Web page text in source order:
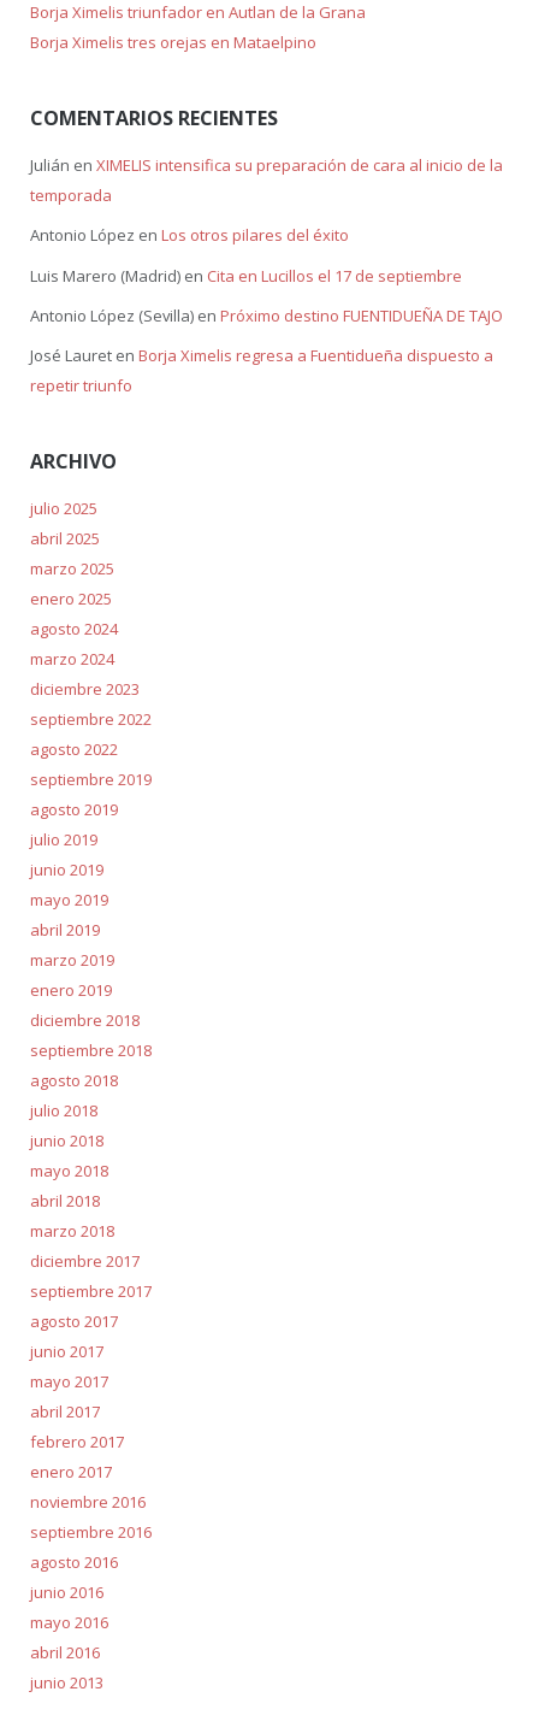
Borja Ximelis triunfador en Autlan de la Grana
Borja Ximelis tres orejas en Mataelpino
COMENTARIOS RECIENTES
Julián en XIMELIS intensifica su preparación de cara al inicio de la
temporada
Antonio López en Los otros pilares del éxito
Luis Marero (Madrid)en Cita en Lucillos el 17 de septiembre
Antonio López (Sevilla)en Próximo destino FUENTIDUEÑA DE TAJO
José Laureten Borja Ximelis regresa a Fuentidueña dispuesto a
repetir triunfo
ARCHIVO
julio 2025
abril 2025
marzo 2025
enero 2025
agosto 2024
marzo 2024
diciembre 2023
septiembre 2022
agosto 2022
septiembre 2019
agosto 2019
julio 2019
junio 2019
mayo 2019
abril 2019
marzo 2019
enero 2019
diciembre 2018
septiembre 2018
agosto 2018
julio 2018
junio 2018
mayo 2018
abril 2018
marzo 2018
diciembre 2017
septiembre 2017
agosto 2017
junio 2017
mayo 2017
abril 2017
febrero 2017
enero 2017
noviembre 2016
septiembre 2016
agosto 2016
junio 2016
mayo 2016
abril 2016
junio 2013